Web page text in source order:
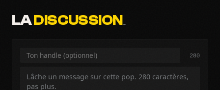
LADISCUSSION…
280